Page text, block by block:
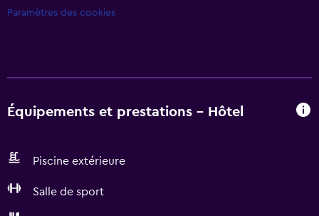
Paramètres des cookies
Équipements et prestations - Hôtel
Piscine extérieure
Salle de sport